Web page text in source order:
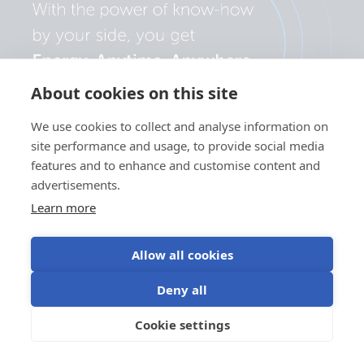
About cookies on this site
We use cookies to collect and analyse information on
site performance and usage, to provide social media
features and to enhance and customise content and
advertisements.
Learn more
Allow all cookies
Deny all
Cookie settings
Politica de
cookie
modulelor cookie
Termeni de
©Victron Energy